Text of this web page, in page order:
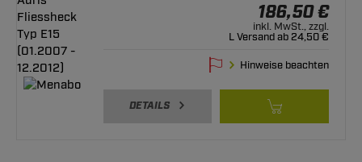
186,50 €
inkl. MwSt., zzgl.
L Versand ab 24,50 €
Hinweise beachten
DETAILS